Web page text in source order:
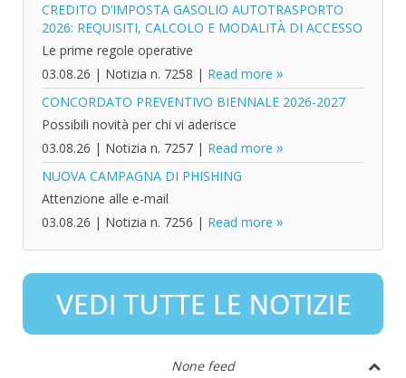
CREDITO D’IMPOSTA GASOLIO AUTOTRASPORTO
2026: REQUISITI, CALCOLO E MODALITÀ DI ACCESSO
Le prime regole operative
03.08.26 | Notizia n. 7258 | Read more
CONCORDATO PREVENTIVO BIENNALE 2026-2027
Possibili novità per chi vi aderisce
03.08.26 | Notizia n. 7257 | Read more
NUOVA CAMPAGNA DI PHISHING
Attenzione alle e-mail
03.08.26 | Notizia n. 7256 | Read more
None feed